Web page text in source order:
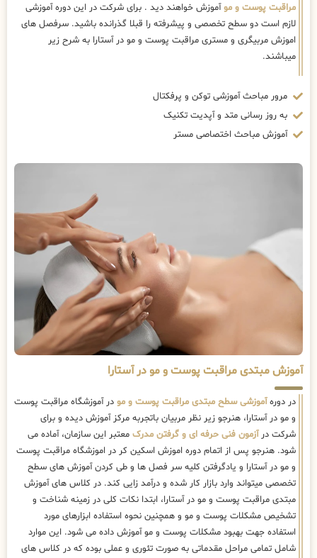
مراقبت پوست و موآموزش خواهند دید . برای شرکت در این دوره آموزشی
لازم است دو سطح تخصصی و پیشرفته را قبلا گذرانده باشید. سرفصل های
اموزش مربیگری و مستری مراقبت پوست و مو در آستارا به شرح زیر
میباشند.
مرور مباحث آموزشی توکن و پرفکتال
به روز رسانی متد و آپدیت تکنیک
آموزش مباحث اختصاصی مستر
آموزش مبتدی مراقبت پوست و مو در آستارا
در دورهآموزشی سطح مبتدی مراقبت پوست و مو در آموزشگاه مراقبت پوست
و مو در آستارا، هنرجو زیر نظر مربیان باتجربه مرکز آموزش دیده و برای
شرکت درآزمون فنی حرفه ای و گرفتن مدرک معتبر این سازمان، آماده می
شود. هنرجو پس از اتمام دوره اموزش اسکین کر در اموزشگاه مراقبت پوست
و مو در آستارا و یادگرفتن کلیه سر فصل ها و طی کردن آموزش های سطح
تخصصی میتواند وارد بازار کار شده و درآمد زایی کند. در کلاس های آموزش
مبتدی مراقبت پوست و مو در آستارا، ابتدا نکات کلی در زمینه شناخت و
تشخیص مشکلات پوست و مو و همچنین نحوه استفاده ابزارهای مورد
استفاده جهت بهبود مشکلات پوست و مو آموزش داده می شود. این موارد
شامل تمامی مراحل مقدماتی به صورت تئوری و عملی بوده که در کلاس های